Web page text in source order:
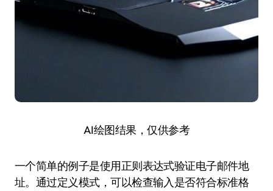
AI绘图结果，仅供参考
一个简单的例子是使用正则表达式验证电子邮件地
址。通过定义模式，可以检查输入是否符合标准格